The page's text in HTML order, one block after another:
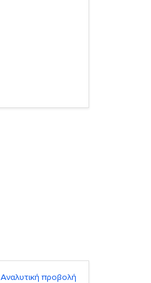
Αναλυτική προβολή